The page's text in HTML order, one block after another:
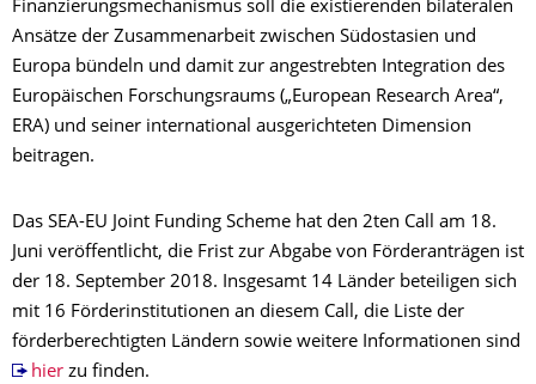
Finanzierungsmechanismus soll die existierenden bilateralen
Ansätze der Zusammenarbeit zwischen Südostasien und
Europa bündeln und damit zur angestrebten Integration des
Europäischen Forschungsraums („European Research Area“,
ERA) und seiner international ausgerichteten Dimension
beitragen.
Das SEA-EU Joint Funding Scheme hat den 2ten Call am 18.
Juni veröffentlicht, die Frist zur Abgabe von Förderanträgen ist
der 18. September 2018. Insgesamt 14 Länder beteiligen sich
mit 16 Förderinstitutionen an diesem Call, die Liste der
förderberechtigten Ländern sowie weitere Informationen sind
hierzu finden.